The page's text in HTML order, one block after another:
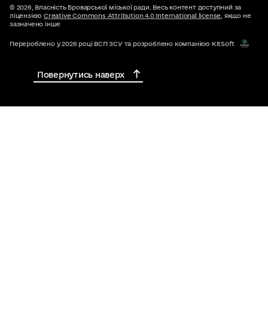
© 2026, Власність Броварської міської ради. Весь контент доступний за
ліцензією Creative Commons Attribution 4.0 International license , якщо не
зазначено інше
Перероблено у 2026 році ВСП ЗСУ та розроблено компанією KitSoft
Повернутись наверх